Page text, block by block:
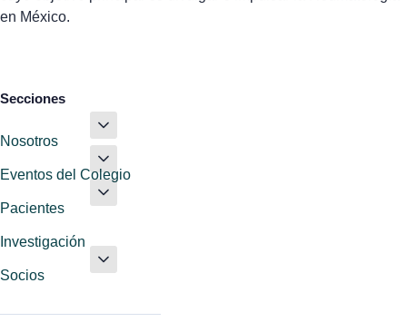
en México.
Secciones
Nosotros
Eventos del Colegio
Pacientes
Investigación
Socios